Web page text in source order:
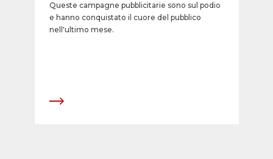
Queste campagne pubblicitarie sono sul podio
e hanno conquistato il cuore del pubblico
nell'ultimo mese.